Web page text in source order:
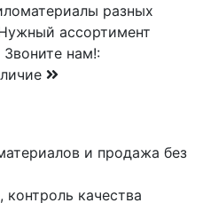
разных
ассортимент
нам!:
и продажа без
контроль качества